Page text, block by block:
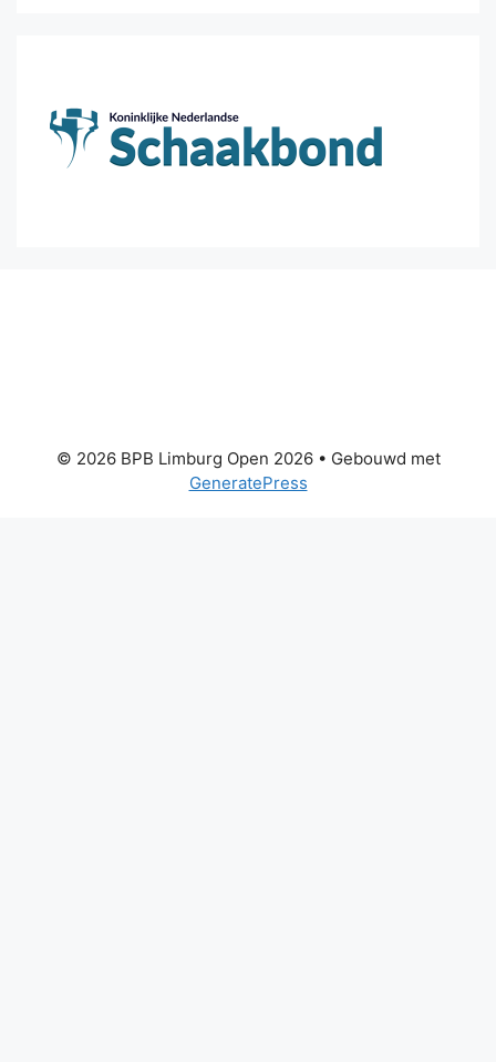
© 2026 BPB Limburg Open 2026• Gebouwd met
GeneratePress